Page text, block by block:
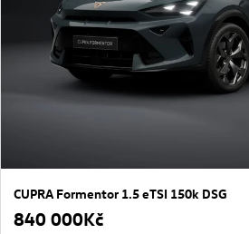
CUPRA Formentor 1.5 eTSI 150k DSG
840 000Kč